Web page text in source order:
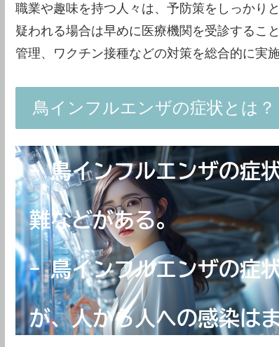
職業や趣味を持つ人々は、予防策をしっかり
疑われる場合は早めに医療機関を受診するこ
管理、ワクチン接種などの対策を総合的に実
鳥インフルエンザの症状とは？